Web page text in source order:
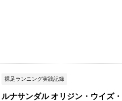
裸足ランニング実践記録
ルナサンダル オリジン・ウイズ